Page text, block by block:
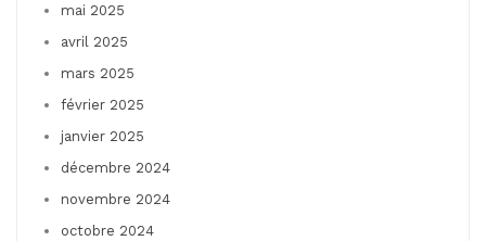
mai 2025
avril 2025
mars 2025
février 2025
janvier 2025
décembre 2024
novembre 2024
octobre 2024